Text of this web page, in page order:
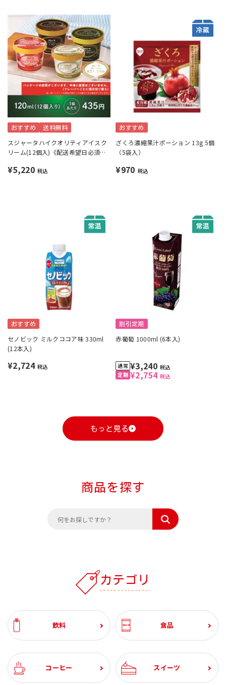
おすすめ 送料無料
スジャータハイクオリティアイスク
リーム(12個入)《配送希望日必須※
¥5,220 税込
おすすめ
ざくろ濃縮果汁ポーション 13g 5個
（5袋入）
¥970 税込
おすすめ
セノビック ミルクココア味 330ml
(12本入)
¥2,724 税込
割引定期
赤葡萄 1000ml (6本入)
¥2,754 税込
¥3,240 税込
もっと見る
商品を探す
カテゴリ
飲料 食品
コーヒー スイーツ